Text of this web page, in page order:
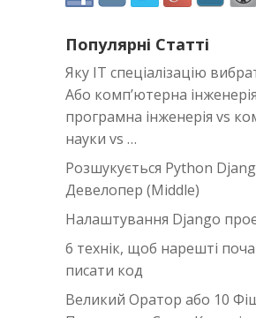
Популярні Статті
Яку IT спеціалізацію
Або комп’ютерна
програмна інженерія vs
науки vs …
Розшукується Python
Девелопер (Middle)
Налаштування Django
6 технік, щоб нарешті
писати код
Великий Оратор або 10